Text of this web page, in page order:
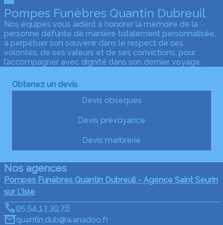
Pompes Funèbres Quantin Dubreuil
Nos équipes vous aident à honorer la mémoire de la
personne défunte de manière totalement personnalisée,
à perpétuer son souvenir dans le respect de ses
volontés, de ses valeurs et de ses convictions, pour
l’accompagner avec dignité dans son dernier voyage.
Obtenez un devis
Devis obsèques
Devis prévoyance
Devis marbrerie
Nos agences
Pompes Funèbres Quantin Dubreuil - Agence Saint Seurin
sur L’Isle
05 54 13 30 76
quantin.dub@wanadoo.fr